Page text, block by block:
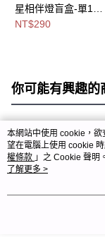
星相伴燈盲盒-單1
款-$290【A11114913
NT$290
你可能有興趣的
熱門標籤
本網站中使用 cookie，
望在電腦上使用 cookie
權條款 」之 Cookie 聲明
用條款之 Cookie 聲明使
了解更多 >